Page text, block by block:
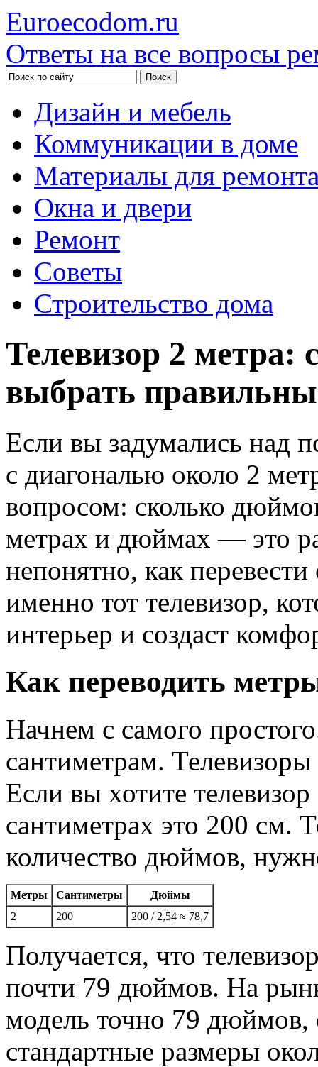
Euroecodom.ru
Ответы на все вопросы
Дизайн и мебель
Коммуникации в доме
Материалы для
Окна и двери
Ремонт
Советы
Строительство дома
Телевизор 2 метра:
выбрать
Если вы задумались над
с диагональю около 2
вопросом: сколько
метрах и дюймах — это
непонятно, как
именно тот телевизор,
интерьер и создаст
Как переводить
Начнем с самого
сантиметрам.
Если вы хотите
сантиметрах это 200 см.
количество дюймов,
Метры Сантиметры
Дюймы
2
200 200 / 2,54 ≈ 78,7
Получается, что
почти 79 дюймов. На
модель точно 79 дюймов,
стандартные размеры